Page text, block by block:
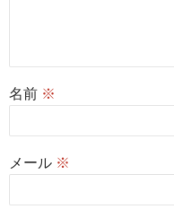
名前 ※
メール ※